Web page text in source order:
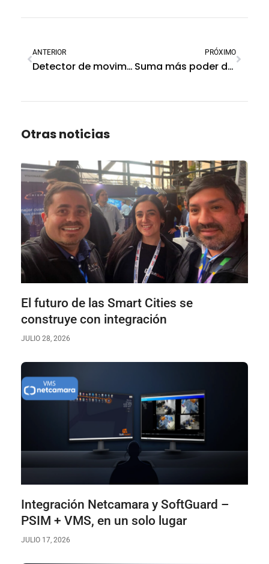
ANTERIOR
Detector de movimiento que envía imágenes
PRÓXIMO
Suma más poder de Hikvision a tu SoftGuard
Otras noticias
El futuro de las Smart Cities se
construye con integración
JULIO 28, 2026
Integración Netcamara y SoftGuard –
PSIM + VMS, en un solo lugar
JULIO 17, 2026